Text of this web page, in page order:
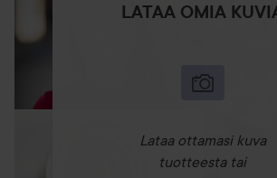
LATAA OMIA
Lataa ottamasi kuva
tuotteesta tai